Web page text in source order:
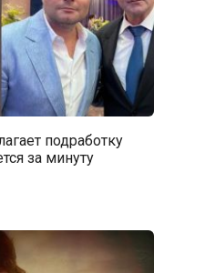
подработку
за минуту